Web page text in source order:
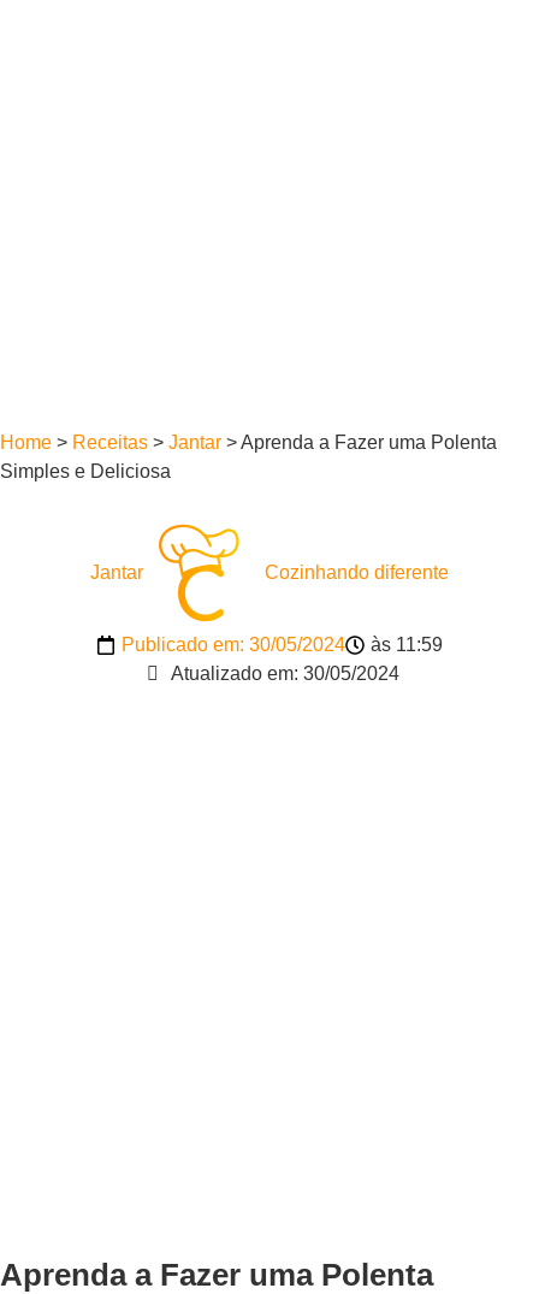
Home > Receitas > Jantar >Aprenda a Fazer uma Polenta
Simples e Deliciosa
Jantar Cozinhando diferente
Publicado em: 30/05/2024 às 11:59
Atualizado em: 30/05/2024
Aprenda a Fazer uma Polenta